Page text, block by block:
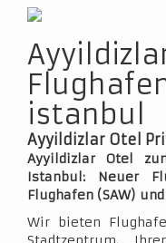
istanbul
Ayyildizlar Otel
Ayyildizlar Otel
Istanbul: Neuer
Flughafen (SAW)
Wir bieten